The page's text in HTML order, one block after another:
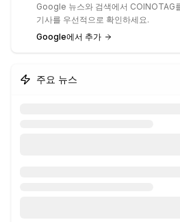
Google 뉴스와 검색에서 COINOTAG
기사를 우선적으로 확인하세요.
Google에서 추가
주요 뉴스